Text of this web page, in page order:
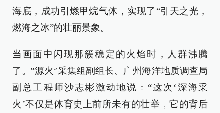
海底，成功引燃甲烷气体，实现了“引天之光，
燃海之冰”的壮丽景象。
当画面中闪现那簇稳定的火焰时，人群沸腾
了。“源火”采集组副组长、广州海洋地质调查局
副总工程师沙志彬激动地说：“这次‘深海采
火’不仅是体育史上前所未有的壮举，它的背后